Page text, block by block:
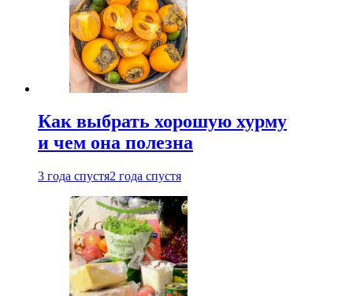
Как выбрать хорошую хурму
и чем она полезна
3 года спустя2 года спустя